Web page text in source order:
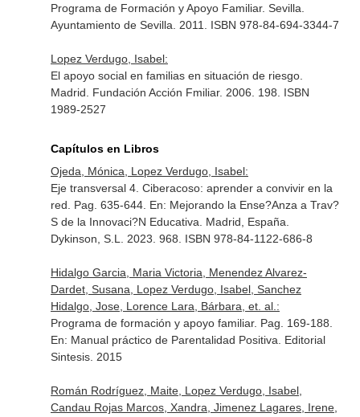
Programa de Formación y Apoyo Familiar. Sevilla.
Ayuntamiento de Sevilla. 2011. ISBN 978-84-694-3344-7
Lopez Verdugo, Isabel:
El apoyo social en familias en situación de riesgo.
Madrid. Fundación Acción Fmiliar. 2006. 198. ISBN
1989-2527
Capítulos en Libros
Ojeda, Mónica, Lopez Verdugo, Isabel:
Eje transversal 4. Ciberacoso: aprender a convivir en la
red. Pag. 635-644. En: Mejorando la Ense?Anza a Trav?
S de la Innovaci?N Educativa . Madrid, España.
Dykinson, S.L. 2023. 968. ISBN 978-84-1122-686-8
Hidalgo Garcia, Maria Victoria, Menendez Alvarez-
Dardet, Susana, Lopez Verdugo, Isabel, Sanchez
Hidalgo, Jose, Lorence Lara, Bárbara, et. al.:
Programa de formación y apoyo familiar. Pag. 169-188.
En: Manual práctico de Parentalidad Positiva . Editorial
Sintesis. 2015
Román Rodríguez, Maite, Lopez Verdugo, Isabel,
Candau Rojas Marcos, Xandra, Jimenez Lagares, Irene,